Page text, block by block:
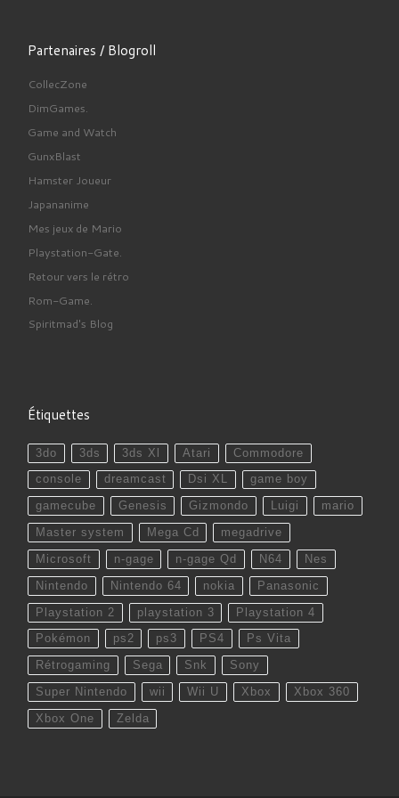
Partenaires / Blogroll
CollecZone
DimGames.
Game and Watch
GunxBlast
Hamster Joueur
Japananime
Mes jeux de Mario
Playstation-Gate.
Retour vers le rétro
Rom-Game.
Spiritmad's Blog
Étiquettes
3do 3ds 3ds Xl Atari Commodore
console dreamcast Dsi XL game boy
gamecube Genesis Gizmondo Luigi mario
Master system Mega Cd megadrive
Microsoft n-gage n-gage Qd N64 Nes
Nintendo Nintendo 64 nokia Panasonic
Playstation 2 playstation 3 Playstation 4
Pokémon ps2 ps3 PS4 Ps Vita
Rétrogaming Sega Snk Sony
Super Nintendo wii Wii U Xbox Xbox 360
Xbox One Zelda